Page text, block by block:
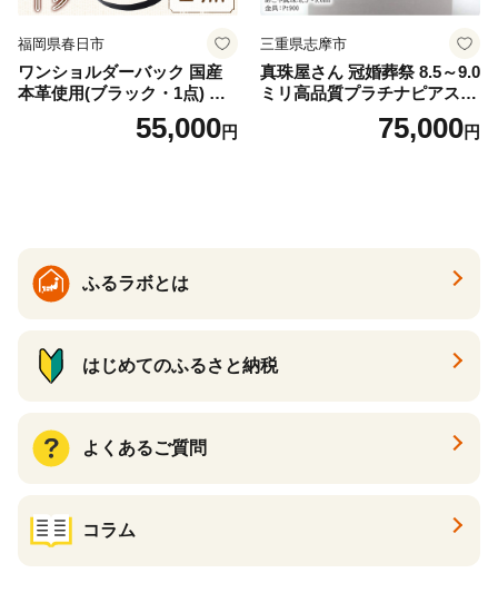
福岡県春日市
ワンショルダーバック 国産
本革使用(ブラック・1点) 鞄
バック バッグ カバン レザー
国産 日本製 牛革 黒 革 革製
55,000円
三重県志摩市
真珠屋さん 冠婚葬祭 8.5～9.0
ミリ高品質プラチナピアス P
t900 志摩産アコヤ真珠 ブラ
ックパール 黒真珠75,000円
ふるラボとは
はじめてのふるさと納税
よくあるご質問
コラム